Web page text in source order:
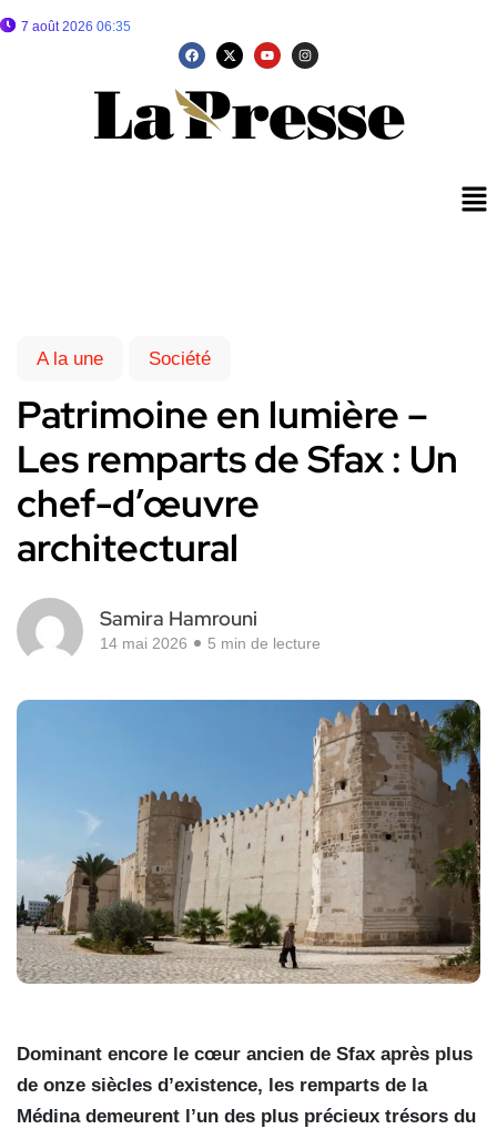
7 août 2026 06:35
A la une Société
Patrimoine en lumière –
Les remparts de Sfax : Un
chef-d’œuvre
architectural
Samira Hamrouni
14 mai 2026 5 min de lecture
Dominant encore le cœur ancien de Sfax après plus
de onze siècles d’existence, les remparts de la
Médina demeurent l’un des plus précieux trésors du